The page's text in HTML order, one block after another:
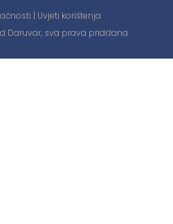
| Uvjeti korištenja
Daruvar, sva prava pridržana.